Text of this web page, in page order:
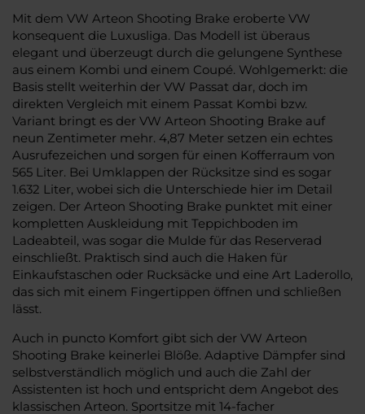
Mit dem VW Arteon Shooting Brake eroberte VW
konsequent die Luxusliga. Das Modell ist überaus
elegant und überzeugt durch die gelungene Synthese
aus einem Kombi und einem Coupé. Wohlgemerkt: die
Basis stellt weiterhin der VW Passat dar, doch im
direkten Vergleich mit einem Passat Kombi bzw.
Variant bringt es der VW Arteon Shooting Brake auf
neun Zentimeter mehr. 4,87 Meter setzen ein echtes
Ausrufezeichen und sorgen für einen Kofferraum von
565 Liter. Bei Umklappen der Rücksitze sind es sogar
1.632 Liter, wobei sich die Unterschiede hier im Detail
zeigen. Der Arteon Shooting Brake punktet mit einer
kompletten Auskleidung mit Teppichboden im
Ladeabteil, was sogar die Mulde für das Reserverad
einschließt. Praktisch sind auch die Haken für
Einkaufstaschen oder Rucksäcke und eine Art Laderollo,
das sich mit einem Fingertippen öffnen und schließen
lässt.
Auch in puncto Komfort gibt sich der VW Arteon
Shooting Brake keinerlei Blöße. Adaptive Dämpfer sind
selbstverständlich möglich und auch die Zahl der
Assistenten ist hoch und entspricht dem Angebot des
klassischen Arteon. Sportsitze mit 14-facher